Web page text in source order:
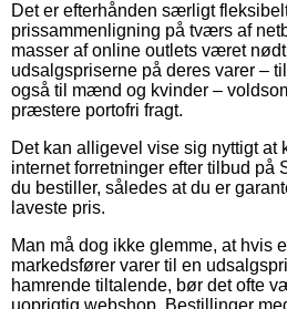
Det er efterhånden særligt
prissammenligning på tværs af
masser af online outlets været
udsalgspriserne på deres varer –
også til mænd og kvinder –
præstere portofri fragt.
Det kan alligevel vise sig nyttigt at
internet forretninger efter tilbud på
du bestiller, således at du er
laveste pris.
Man må dog ikke glemme, at hvis
markedsfører varer til en
hamrende tiltalende, bør det ofte